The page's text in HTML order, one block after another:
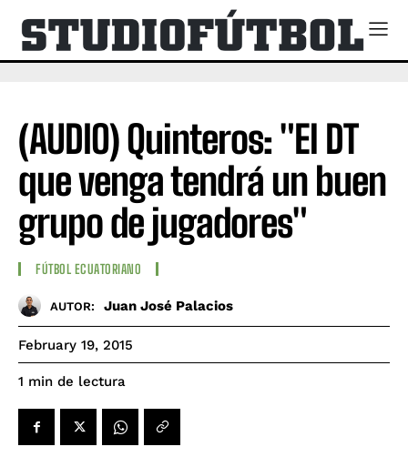
(AUDIO) Quinteros: "El DT
que venga tendrá un buen
grupo de jugadores"
FÚTBOL ECUATORIANO
AUTOR: Juan José Palacios
February 19, 2015
1 min de lectura